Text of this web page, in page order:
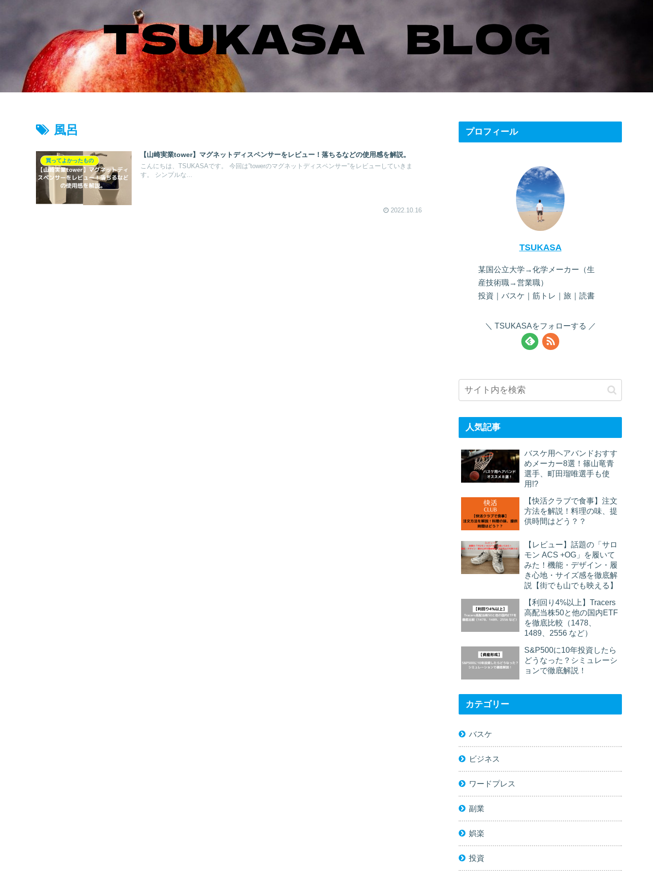
風呂
買ってよかったもの
【山崎実業tower】マグネットディスペンサーをレビュー！落ちるなどの使用感を解説。
こんにちは、TSUKASAです。 今回は”towerのマグネットディスペンサー”をレビューしていきま
す。 シンプルな...
2022.10.16
プロフィール
TSUKASA
某国公立大学→化学メーカー（生
産技術職→営業職）
投資｜バスケ｜筋トレ｜旅｜読書
TSUKASAをフォローする
人気記事
バスケ用ヘアバンドおすす
めメーカー8選！篠山竜青
選手、町田瑠唯選手も使
用!?
【快活クラブで食事】注文
方法を解説！料理の味、提
供時間はどう？？
【レビュー】話題の「サロ
モン ACS +OG」を履いて
みた！機能・デザイン・履
き心地・サイズ感を徹底解
説【街でも山でも映える】
【利回り4%以上】Tracers
高配当株50と他の国内ETF
を徹底比較（1478、
1489、2556 など）
S&P500に10年投資したら
どうなった？シミュレーシ
ョンで徹底解説！
カテゴリー
バスケ
ビジネス
ワードプレス
副業
娯楽
投資